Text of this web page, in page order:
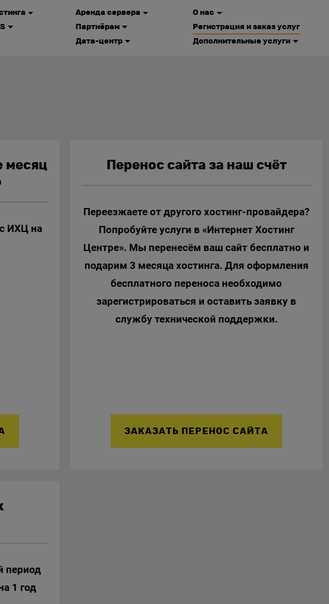
Аренда сервера
Партнёрам
Дата-центр
О нас
Регистрация и заказ услуг
Дополнительные услуги
месяц
ИХЦ на
Перенос сайта за наш счёт
Переезжаете от другого хостинг-провайдера?
Попробуйте услуги в «Интернет Хостинг
Центре». Мы перенесём ваш сайт бесплатно и
подарим 3 месяца хостинга. Для оформления
бесплатного переноса необходимо
зарегистрироваться и оставить заявку в
службу технической поддержки.
ЗАКАЗАТЬ ПЕРЕНОС САЙТА
период
1 год